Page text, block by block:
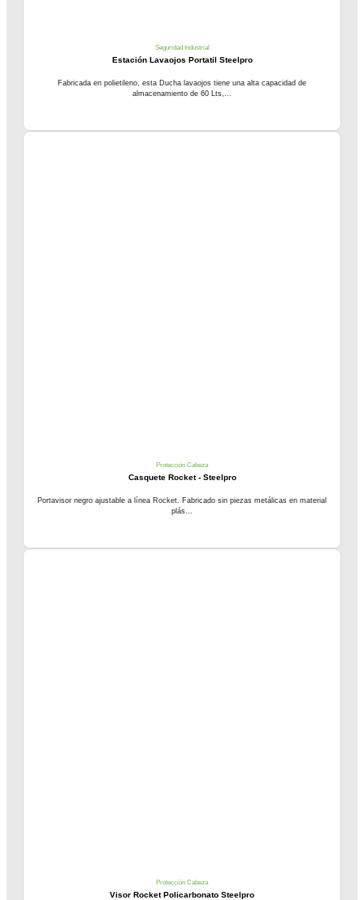
Seguridad Industrial
Estación Lavaojos Portatil Steelpro
Fabricada en polietileno, esta Ducha lavaojos tiene una alta capacidad de
almacenamiento de 60 Lts,...
Protección Cabeza
Casquete Rocket - Steelpro
Portavisor negro ajustable a línea Rocket. Fabricado sin piezas metálicas en material
plás...
Protección Cabeza
Visor Rocket Policarbonato Steelpro